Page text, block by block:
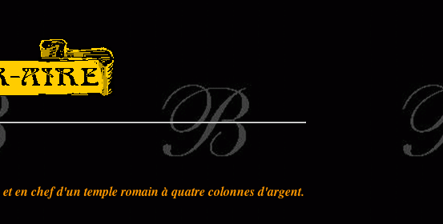
en chef d'un temple romain à quatre colonnes d'argent.